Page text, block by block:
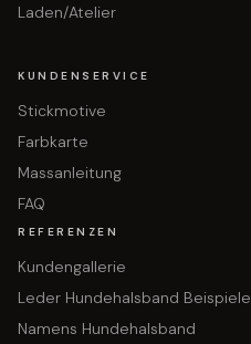
Laden/Atelier
KUNDENSERVICE
Stickmotive
Farbkarte
Massanleitung
FAQ
REFERENZEN
Kundengallerie
Leder Hundehalsband Beispiele
Namens Hundehalsband